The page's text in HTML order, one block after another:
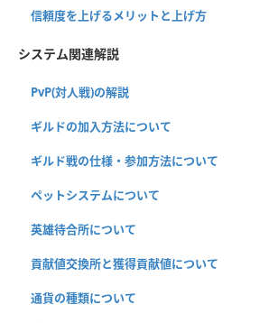
信頼度を上げるメリットと上げ方
システム関連解説
PvP(対人戦)の解説
ギルドの加入方法について
ギルド戦の仕様・参加方法について
ペットシステムについて
英雄待合所について
貢献値交換所と獲得貢献値について
通貨の種類について